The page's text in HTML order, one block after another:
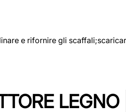
e rifornire gli